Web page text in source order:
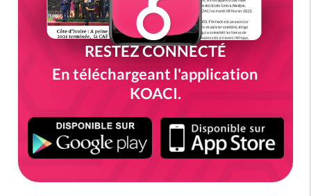
RESTEZ CONNECTÉ
En téléchargeant l'application
KOACI.